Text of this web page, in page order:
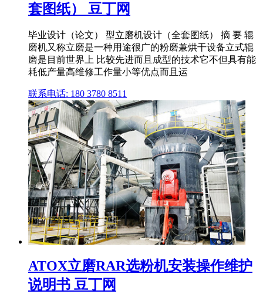
套图纸） 豆丁网
毕业设计（论文） 型立磨机设计（全套图纸） 摘 要 辊
磨机又称立磨是一种用途很广的粉磨兼烘干设备立式辊
磨是目前世界上 比较先进而且成型的技术它不但具有能
耗低产量高维修工作量小等优点而且运
联系电话: 180 3780 8511
ATOX立磨RAR选粉机安装操作维护
说明书 豆丁网